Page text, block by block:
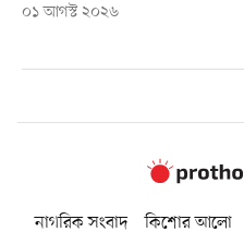
০১ আগস্ট ২০২৬
নাগরিক সংবাদ কিশোর আলো